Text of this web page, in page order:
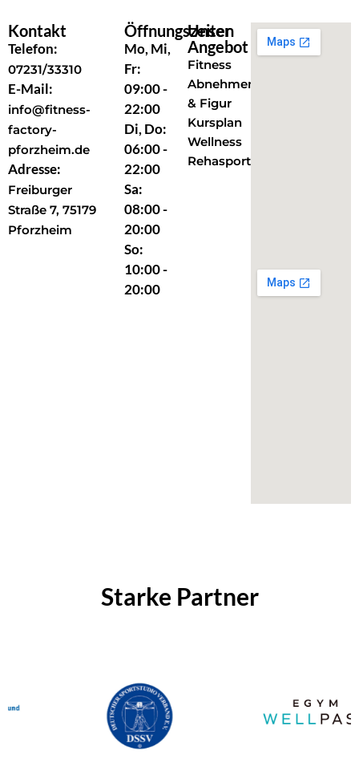
Kontakt
Telefon:
07231/33310
E-Mail:
info@fitness-
factory-
pforzheim.de
Adresse:
Freiburger
Straße 7, 75179
Pforzheim
Öffnungszeiten
Mo, Mi,
Fr:
09:00 -
22:00
Di, Do:
06:00 -
22:00
Sa:
08:00 -
20:00
So:
10:00 -
20:00
Unser
Angebot
Fitness
Abnehmen
& Figur
Kursplan
Wellness
Rehasport
Starke Partner